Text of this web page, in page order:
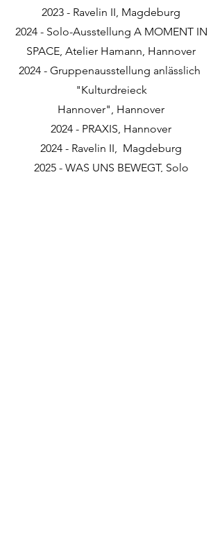
2023 - Ravelin II, Magdeburg
2024 - Solo-Ausstellung A MOMENT IN
SPACE, Atelier Hamann, Hannover
2024 - Gruppenausstellung anlässlich
"Kulturdreieck
Hannover", Hannover
2024 - PRAXIS, Hannover
2024 - Ravelin II, Magdeburg
2025 - WAS UNS BEWEGT, Solo